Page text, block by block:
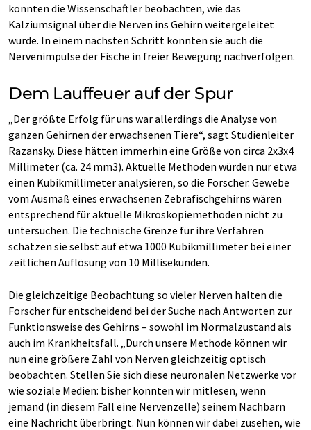
konnten die Wissenschaftler beobachten, wie das
Kalziumsignal über die Nerven ins Gehirn weitergeleitet
wurde. In einem nächsten Schritt konnten sie auch die
Nervenimpulse der Fische in freier Bewegung nachverfolgen.
Dem Lauffeuer auf der Spur
„Der größte Erfolg für uns war allerdings die Analyse von
ganzen Gehirnen der erwachsenen Tiere“, sagt Studienleiter
Razansky. Diese hätten immerhin eine Größe von circa 2x3x4
Millimeter (ca. 24 mm3). Aktuelle Methoden würden nur etwa
einen Kubikmillimeter analysieren, so die Forscher. Gewebe
vom Ausmaß eines erwachsenen Zebrafischgehirns wären
entsprechend für aktuelle Mikroskopiemethoden nicht zu
untersuchen. Die technische Grenze für ihre Verfahren
schätzen sie selbst auf etwa 1000 Kubikmillimeter bei einer
zeitlichen Auflösung von 10 Millisekunden.
Die gleichzeitige Beobachtung so vieler Nerven halten die
Forscher für entscheidend bei der Suche nach Antworten zur
Funktionsweise des Gehirns – sowohl im Normalzustand als
auch im Krankheitsfall. „Durch unsere Methode können wir
nun eine größere Zahl von Nerven gleichzeitig optisch
beobachten. Stellen Sie sich diese neuronalen Netzwerke vor
wie soziale Medien: bisher konnten wir mitlesen, wenn
jemand (in diesem Fall eine Nervenzelle) seinem Nachbarn
eine Nachricht überbringt. Nun können wir dabei zusehen, wie